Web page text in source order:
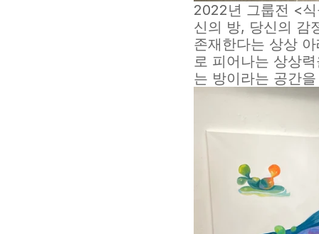
2022년 그룹전 <
신의 방, 당신의 감
존재한다는 상상
로 피어나는 상상
는 방이라는 공간